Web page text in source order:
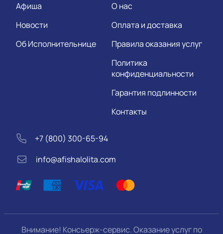
Афиша
Новости
Об Исполнительнице
О нас
Оплата и доставка
Правила оказания услуг
Политика
конфиденциальности
Гарантия подлинности
Контакты
+7 (800) 300-65-94
info@afishalolita.com
Внимание! Консьерж-сервис. Оказание услуг по